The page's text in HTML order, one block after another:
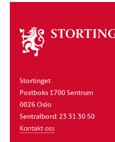
Om
stortinget
Stortinget
Postboks 1700 Sentrum
0026 Oslo
Sentralbord: 23 31 30 50
Kontakt oss